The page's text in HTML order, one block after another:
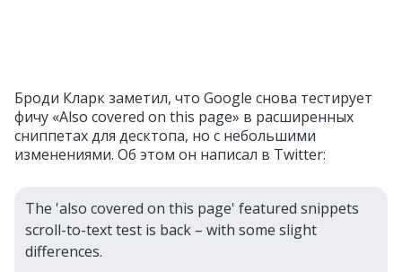
Броди Кларк заметил, что Google снова тестирует
фичу «Also covered on this page» в расширенных
сниппетах для десктопа, но с небольшими
изменениями. Об этом он написал в Twitter:
The 'also covered on this page' featured snippets
scroll-to-text test is back – with some slight
differences.